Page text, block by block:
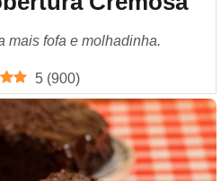
mais fofa e molhadinha.
5 (900)